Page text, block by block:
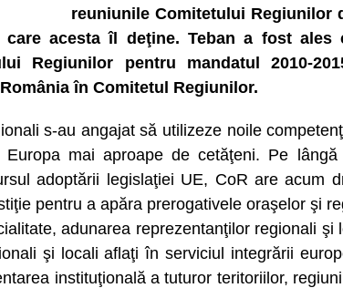
reuniunile Comitetului Regiunilor
care acesta îl deţine. Teban a fost ales
Regiunilor pentru mandatul 2010-
în Comitetul Regiunilor.
s-au angajat să utilizeze noile
mai aproape de cetăţeni. Pe lângă
adoptării legislaţiei UE, CoR are acum
pentru a apăra prerogativele oraşelor şi
adunarea reprezentanţilor regionali şi
şi locali aflaţi în serviciul integrării
instituţională a tuturor teritoriilor,